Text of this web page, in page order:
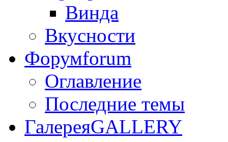
Винда
Вкусности
Форумforum
Оглавление
Последние темы
ГалереяGALLERY